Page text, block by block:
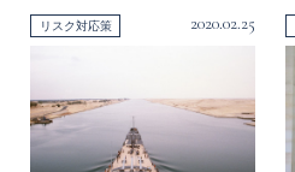
リスク対応策 2020.02.25